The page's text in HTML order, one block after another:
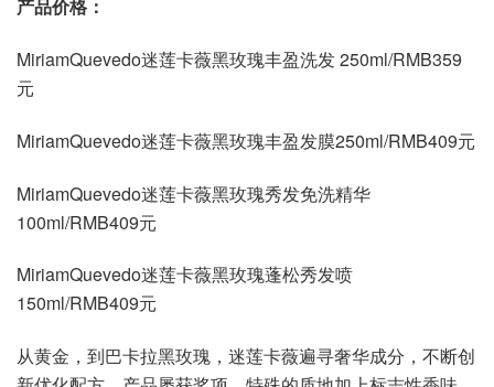
产品价格：
MiriamQuevedo迷莲卡薇黑玫瑰丰盈洗发 250ml/RMB359
元
MiriamQuevedo迷莲卡薇黑玫瑰丰盈发膜250ml/RMB409元
MiriamQuevedo迷莲卡薇黑玫瑰秀发免洗精华
100ml/RMB409元
MiriamQuevedo迷莲卡薇黑玫瑰蓬松秀发喷
150ml/RMB409元
从黄金，到巴卡拉黑玫瑰，迷莲卡薇遍寻奢华成分，不断创